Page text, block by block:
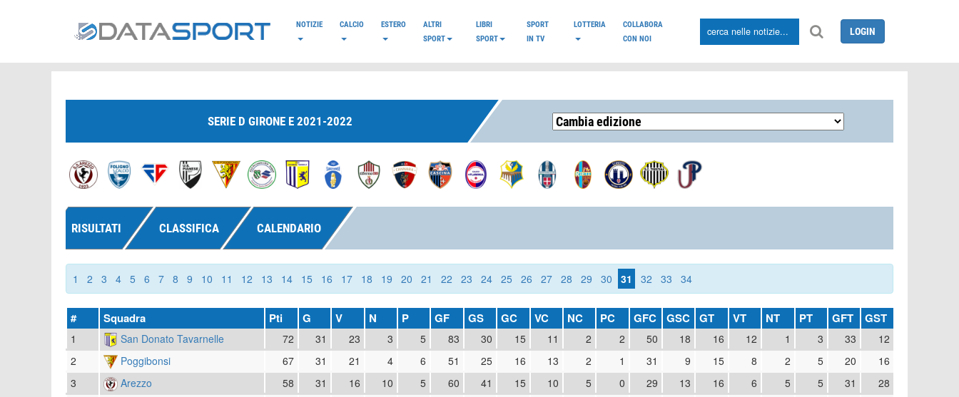
NOTIZIE CALCIO ESTERO
ALTRI
SPORT
LIBRI
SPORT
SPORT
IN TV
LOTTERIA
COLLABORA
CON NOI
LOGIN
SERIE D GIRONE E 2021-2022
RISULTATI CLASSIFICA CALENDARIO
1 2 3 4 5 6 7 8 9 10 11 12 13 14 15 16 17 18 19 20 21 22 23 24 25 26 27 28 29 30 31 32 33 34
# Squadra Pti G V N P GF GS GC VC NC PC GFC GSC GT VT NT PT GFT GST
1 San Donato Tavarnelle 72 31 23 3 5 83 30 15 11 2 2 50 18 16 12 1 3 33
12
2
Poggibonsi 67 31 21 4 6 51 25 16 13 2 1 31 9 15 8 2 5 20
16
3
Arezzo 58 31 16 10 5 60 41 15 10 5 0 29 13 16 6 5 5 31
28